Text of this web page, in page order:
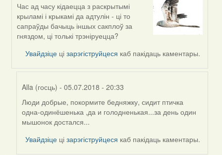
In
reply
to
by
Harrier
Час ад часу кідаецца з раскрытымі
крыламі і крыкамі да адтулін - ці то
сапраўды бачыць іншых сакплоў за
гняздом, ці толькі трэніруецца?
Увайдзіце цізарэгіструйцеся каб пакідаць каментары.
Alla (госць) - 05.07.2018 - 20:33
In
reply
to
by
Harrier
Люди добрые, покормите бедняжку, сидит птичка
одна-одинёшенька ,да и голодненькая...за день один
мышонок достался...
Увайдзіце цізарэгіструйцеся каб пакідаць каментары.